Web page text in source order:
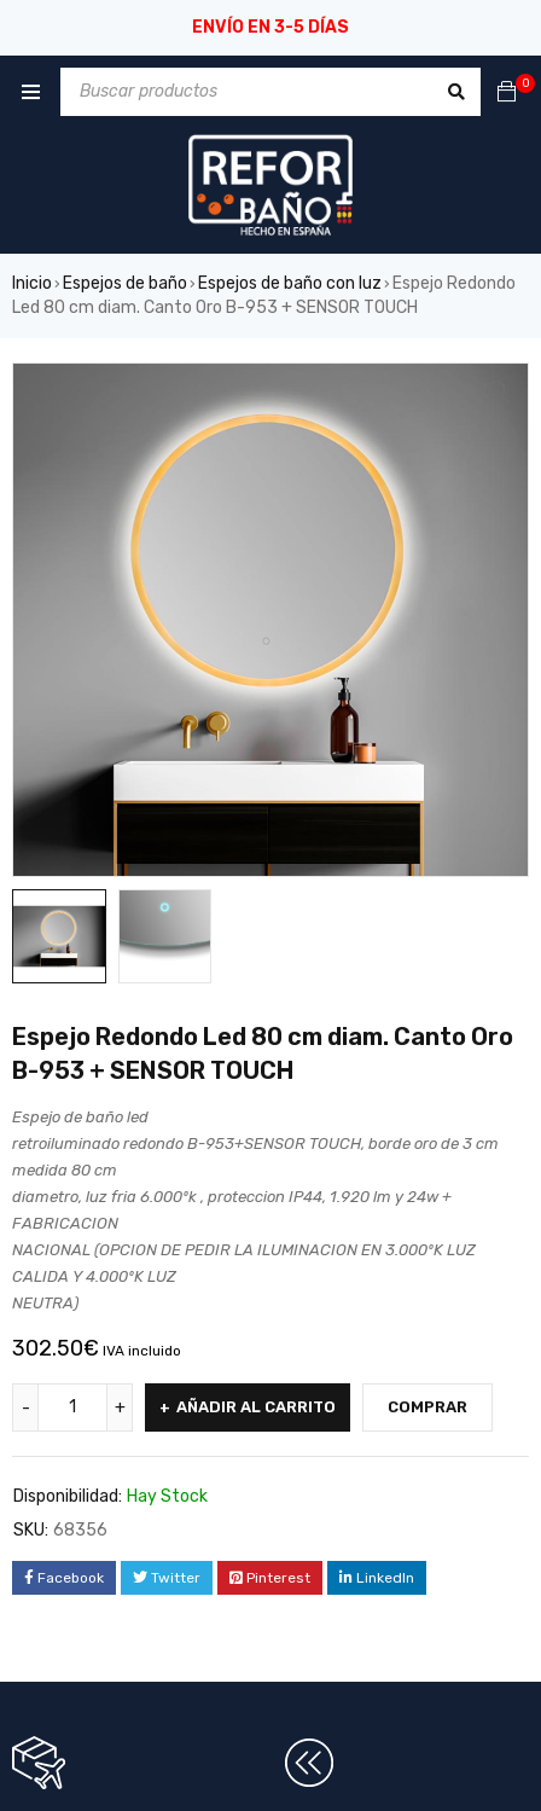
ENVÍO EN 3-5 DÍAS
0
Inicio › Espejos de baño › Espejos de baño con luz › Espejo Redondo
Led 80 cm diam. Canto Oro B-953 + SENSOR TOUCH
Espejo Redondo Led 80 cm diam. Canto Oro
B-953 + SENSOR TOUCH
Espejo de baño led
retroiluminado redondo B-953+SENSOR TOUCH, borde oro de 3 cm
medida 80 cm
diametro, luz fria 6.000ºk , proteccion IP44, 1.920 lm y 24w +
FABRICACION
NACIONAL (OPCION DE PEDIR LA ILUMINACION EN 3.000ºK LUZ
CALIDA Y 4.000ºK LUZ
NEUTRA)
302.50€ IVA incluido
AÑADIR AL CARRITO COMPRAR
Disponibilidad: Hay Stock
SKU: 68356
Facebook Twitter Pinterest LinkedIn